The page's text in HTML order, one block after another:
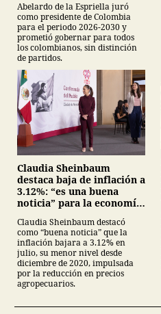
Abelardo de la Espriella juró
como presidente de Colombia
para el periodo 2026-2030 y
prometió gobernar para todos
los colombianos, sin distinción
de partidos.
Claudia Sheinbaum
destaca baja de inflación a
3.12%: “es una buena
noticia” para la economía
Claudia Sheinbaum destacó
como “buena noticia” que la
inflación bajara a 3.12% en
julio, su menor nivel desde
diciembre de 2020, impulsada
por la reducción en precios
agropecuarios.